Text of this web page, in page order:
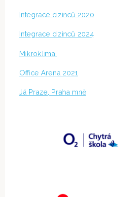
Integrace cizinců 2020
Integrace cizinců 2024
Mikroklima
Office Arena 2021
Já Praze, Praha mně